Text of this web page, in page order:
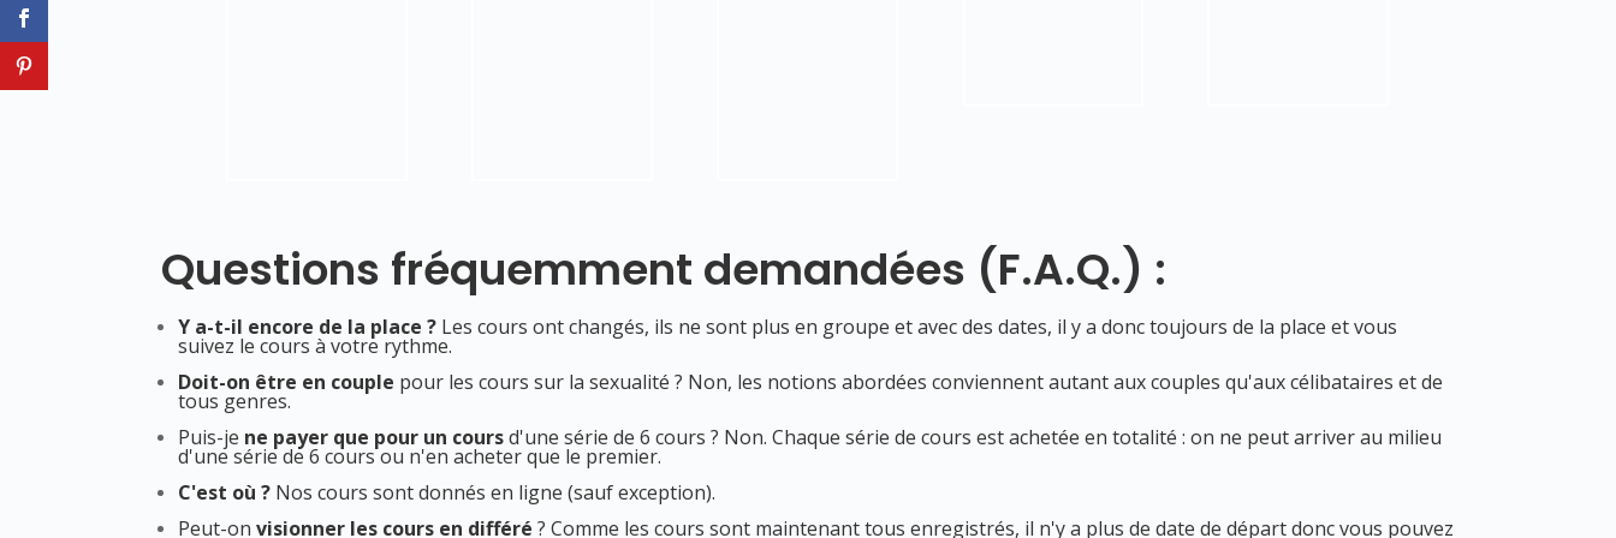
Questions fréquemment demandées (F.A.Q.) :
Y a-t-il encore de la place ? Les cours ont changés, ils ne sont plus en groupe et avec des dates, il y a donc toujours de la place et vous
suivez le cours à votre rythme.
Doit-on être en couple pour les cours sur la sexualité ? Non, les notions abordées conviennent autant aux couples qu'aux célibataires et de
tous genres.
Puis-je ne payer que pour un coursd'une série de 6 cours ? Non. Chaque série de cours est achetée en totalité : on ne peut arriver au milieu
d'une série de 6 cours ou n'en acheter que le premier.
C'est où ? Nos cours sont donnés en ligne (sauf exception).
Peut-onvisionner les cours en différé ? Comme les cours sont maintenant tous enregistrés, il n'y a plus de date de départ donc vous pouvez